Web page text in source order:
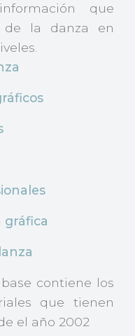
que
de la danza en
gráfica
contiene los
que tienen
el año 2002